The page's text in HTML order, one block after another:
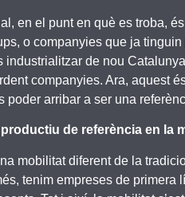
en el punt en què es troba,
o companyies que ja
de nou
companyies. Ara, aquest
arribar a ser una
de referència en la
mobilitat diferent de la
tenim empreses de